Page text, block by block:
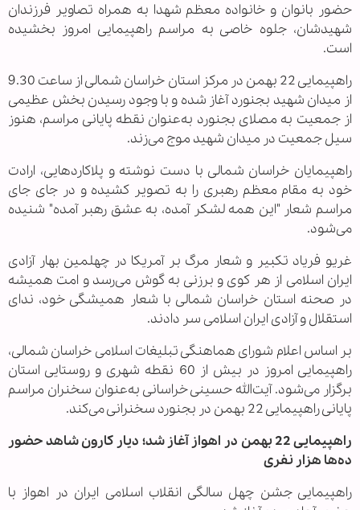
حضور بانوان و خانواده معظم شهدا به همراه تصاویر فرزندان
شهیدشان، جلوه خاصی به مراسم راهپیمایی امروز بخشیده
است.
راهپیمایی 22 بهمن در مرکز استان خراسان شمالی از ساعت 9.30
از میدان شهید بجنورد آغاز شده و با وجود رسیدن بخش عظیمی
از جمعیت به مصلای بجنورد به‌عنوان نقطه پایانی مراسم، هنوز
سیل جمعیت در میدان شهید موج می‌زند.
راهپیمایان خراسان شمالی با دست نوشته و پلاکاردهایی، ارادت
خود به مقام معظم رهبری را به تصویر کشیده و در جای جای
مراسم شعار "این همه لشکر آمده، به عشق رهبر آمده" شنیده
می‌شود.
غریو فریاد تکبیر و شعار مرگ بر آمریکا در چهلمین بهار آزادی
ایران اسلامی از هر کوی و برزنی به گوش می‌رسد و امت همیشه
در صحنه استان خراسان شمالی با شعار همیشگی خود، ندای
استقلال و آزادی ایران اسلامی سر دادند.
بر اساس اعلام شورای هماهنگی تبلیغات اسلامی خراسان شمالی،
راهپیمایی امروز در بیش از 60 نقطه شهری و روستایی استان
برگزار می‌شود. آیت‌الله حسینی خراسانی به‌عنوان سخنران مراسم
پایانی راهپیمایی 22 بهمن در بجنورد سخنرانی می‌کند.
راهپیمایی 22 بهمن در اهواز آغاز شد؛ دیار کارون شاهد حضور
ده‌ها هزار نفری‌
راهپیمایی جشن چهل سالگی انقلاب اسلامی ایران در اهواز با